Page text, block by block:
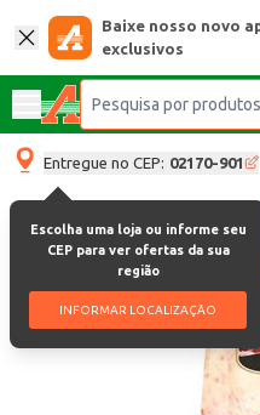
Baixe nosso novo
exclusivos
Entregue no CEP: 02170-901
Escolha uma loja ou informe seu
CEP para ver ofertas da sua
região
INFORMAR LOCALIZAÇÃO